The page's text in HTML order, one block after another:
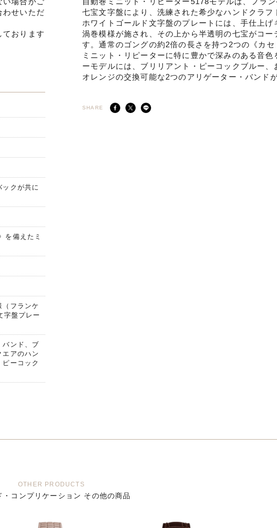
わせいただ
ております
クが共に
備えたミ
フランケ
盤プレー
バンド、ブ
アのハン
ーコック
七宝文字盤により、洗練された希少なハンドクラフ
ホワイトゴールド文字盤のプレートには、手仕上げ
渦巻模様が施され、その上から半透明の七宝がコー
す。通常のゴングの約2倍の長さを持つ2つの《カセ
ミニット・リピーターに特に豊かで深みのある音色
ーモデルには、ブリリアント・ピーコックブルー、
オレンジの交換可能な2つのアリゲーター・バンド
SHARE
OTHER PRODUCTS
・コンプリケーション その他の商品